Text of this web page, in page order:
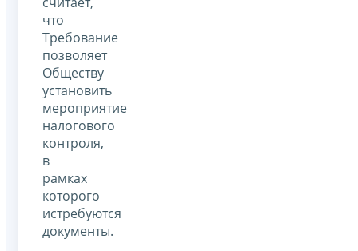
что
Требование
позволяет
Обществу
установить
мероприятие
налогового
контроля,
в
рамках
которого
истребуются
документы.